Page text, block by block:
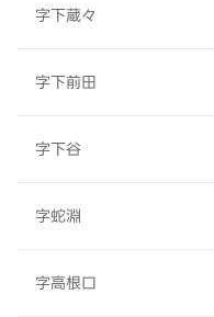
字下蔵々
字下前田
字下谷
字蛇淵
字高根口